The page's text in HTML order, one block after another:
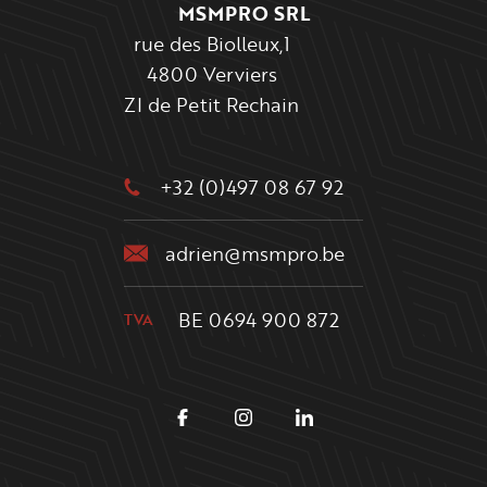
MSMPRO SRL
rue des Biolleux,1
4800 Verviers
ZI de Petit Rechain
+32 (0)497 08 67 92
adrien@msmpro.be
TVA BE 0694 900 872
FacebookInstagramLinkedin